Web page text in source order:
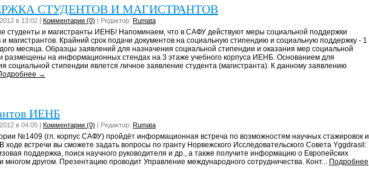
СТУДЕНТОВ И МАГИСТРАНТОВ
в 13:02 | Комментарии (0) | Редактор: Rumata
студенты и магистранты ИЕНБ! Напоминаем, что в САФУ действуют меры социальной поддержки
и магистрантов. Крайний срок подачи документов на социальную стипендию и социальную поддержку - 1
месяца. Образцы заявлений для назначения социальной стипендии и оказания мер социальной
размещены на информационных стендах на 3 этаже учебного корпуса ИЕНБ. Основанием для
социальной стипендии явлется личное заявление студента (магистранта). К данному заявлению
→
ИЕНБ
в 04:05 | Комментарии (0) | Редактор: Rumata
№1409 (гл. корпус САФУ) пройдёт информационная встреча по возможностям научных стажировок и
ходе встречи вы сможете задать вопросы по гранту Норвежского Исследовательского Совета Yggdrasil:
поддержка, поиск научного руководителя и др., а также получите информацию о Европейских
многом другом. Презентацию проводит Управление международного сотрудничества. Конт... Подробнее